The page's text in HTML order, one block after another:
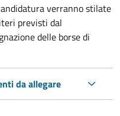
verranno stilate
previsti dal
delle borse di
da allegare